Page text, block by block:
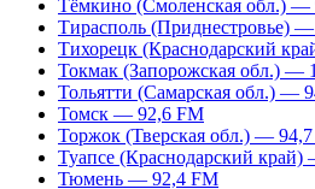
Тёмкино (Смоленская обл.) —
Тирасполь (Приднестровье)
Тихорецк (Краснодарский
Токмак (Запорожская обл.) —
Тольятти (Самарская обл.) —
Томск — 92,6 FM
Торжок (Тверская обл.) —
Туапсе (Краснодарский край)
Тюмень — 92,4 FM